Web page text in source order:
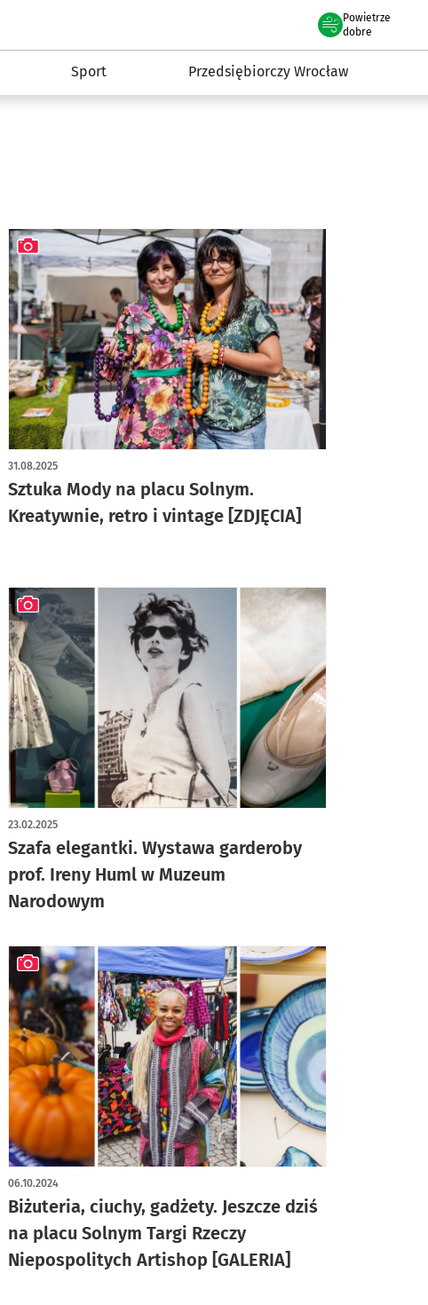
Powietrze
we Wrocławiu
dobre
Sport Przedsiębiorczy Wrocław
Sztuka Mody na placu Solnym.
Kreatywnie, retro i vintage [ZDJĘCIA]
31.08.2025
artykuł z galerią zdjęć
Szafa elegantki. Wystawa garderoby
prof. Ireny Huml w Muzeum
Narodowym
23.02.2025
artykuł z galerią zdjęć
Biżuteria, ciuchy, gadżety. Jeszcze dziś
na placu Solnym Targi Rzeczy
Niepospolitych Artishop [GALERIA]
06.10.2024
artykuł z galerią zdjęć